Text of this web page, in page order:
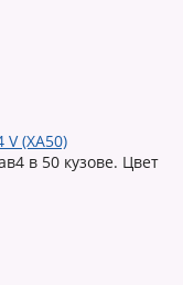
(XA50)
в 50 кузове. Цвет